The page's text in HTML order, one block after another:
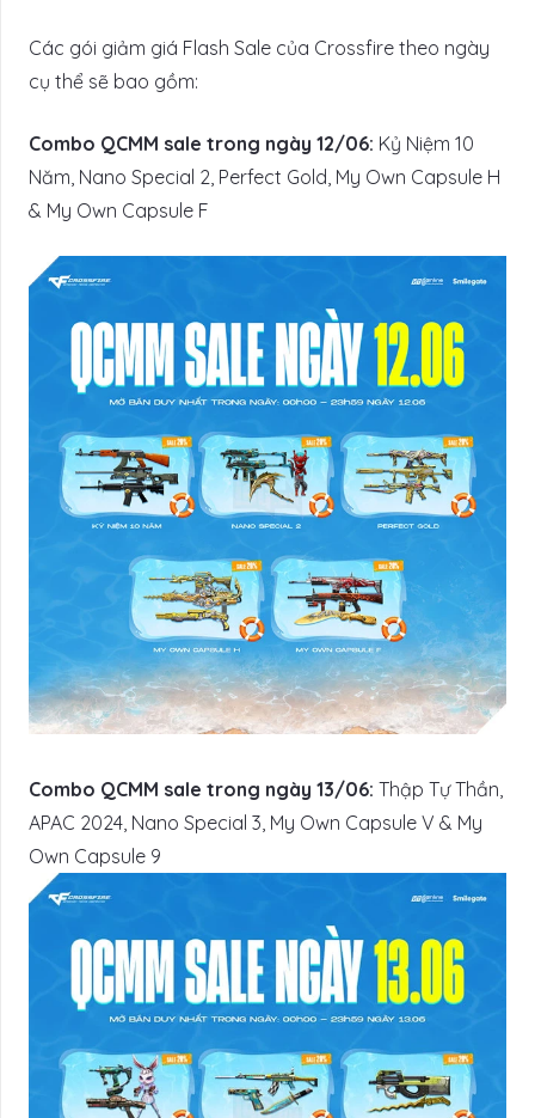
Các gói giảm giá Flash Sale của Crossfire theo ngày
cụ thể sẽ bao gồm:
Combo QCMM sale trong ngày 12/06: Kỷ Niệm 10
Năm, Nano Special 2, Perfect Gold, My Own Capsule H
& My Own Capsule F
Combo QCMM sale trong ngày 13/06: Thập Tự Thần,
APAC 2024, Nano Special 3, My Own Capsule V & My
Own Capsule 9